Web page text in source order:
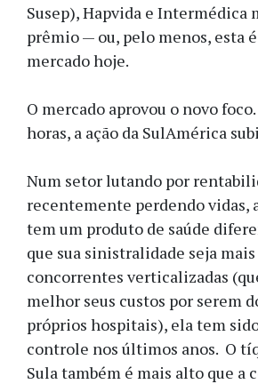
Susep), Hapvida e Intermédica
prêmio — ou, pelo menos, esta
mercado hoje.
O mercado aprovou o novo
horas, a ação da SulAmérica
Num setor lutando por
recentemente perdendo vidas,
tem um produto de saúde
que sua sinistralidade seja mais
concorrentes verticalizadas
melhor seus custos por serem
próprios hospitais), ela tem
controle nos últimos anos. O
Sula também é mais alto que a